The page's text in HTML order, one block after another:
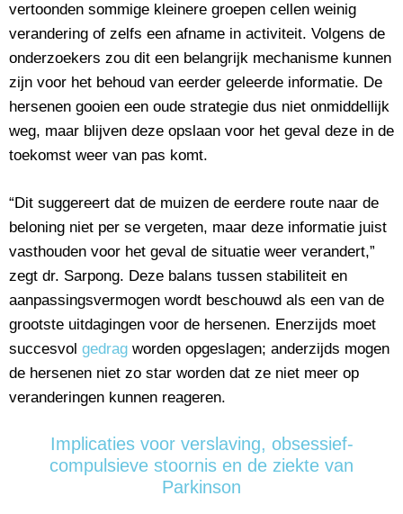
vertoonden sommige kleinere groepen cellen weinig
verandering of zelfs een afname in activiteit. Volgens de
onderzoekers zou dit een belangrijk mechanisme kunnen
zijn voor het behoud van eerder geleerde informatie. De
hersenen gooien een oude strategie dus niet onmiddellijk
weg, maar blijven deze opslaan voor het geval deze in de
toekomst weer van pas komt.
“Dit suggereert dat de muizen de eerdere route naar de
beloning niet per se vergeten, maar deze informatie juist
vasthouden voor het geval de situatie weer verandert,”
zegt dr. Sarpong. Deze balans tussen stabiliteit en
aanpassingsvermogen wordt beschouwd als een van de
grootste uitdagingen voor de hersenen. Enerzijds moet
succesvol gedrag worden opgeslagen; anderzijds mogen
de hersenen niet zo star worden dat ze niet meer op
veranderingen kunnen reageren.
Implicaties voor verslaving, obsessief-
compulsieve stoornis en de ziekte van
Parkinson